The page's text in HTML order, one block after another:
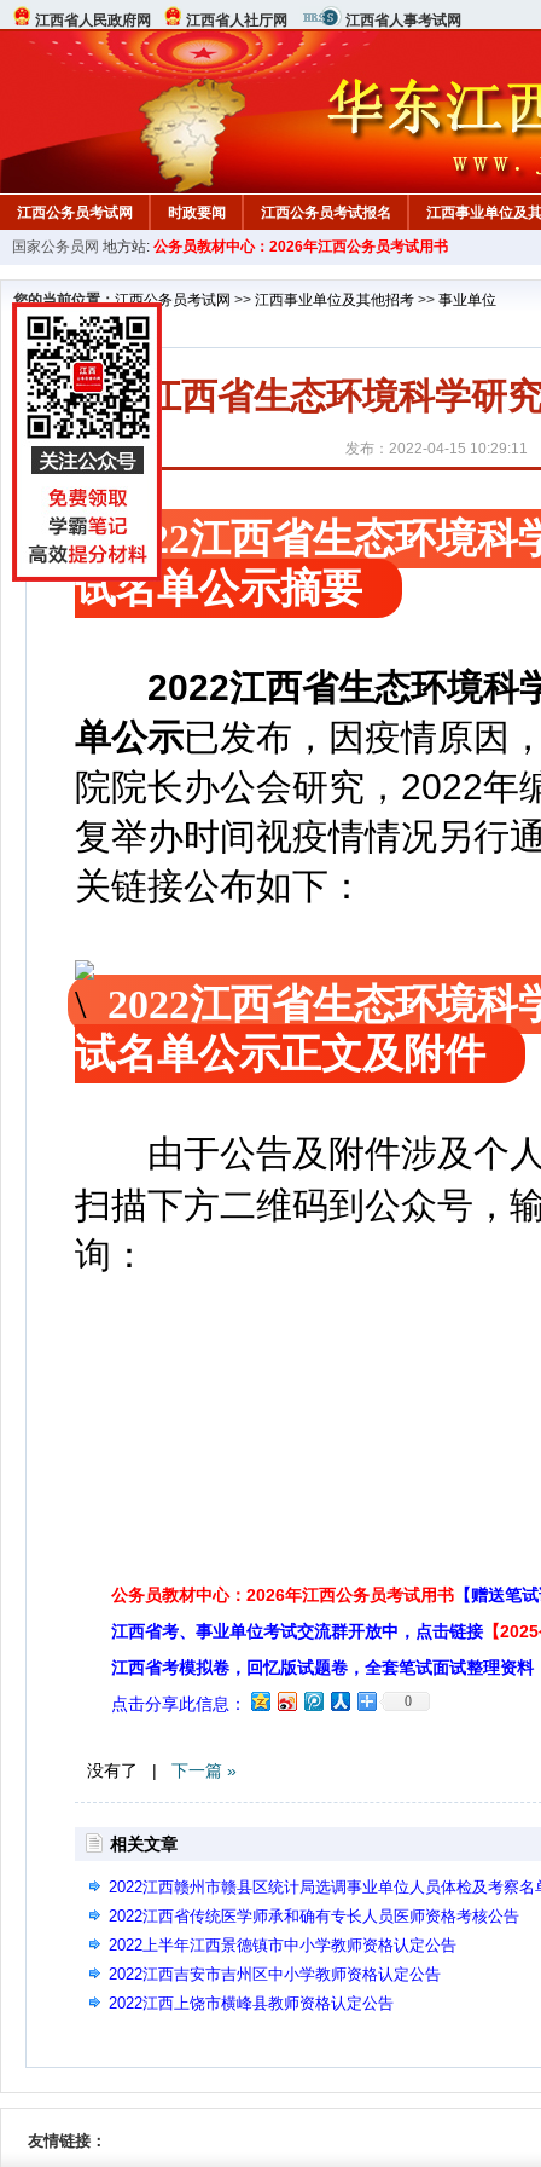
江西省人民政府网 江西省人社厅网 江西省人事考试网
江西公务员考试网 时政要闻 江西公务员考试报名 江西事业单位及
行测真题 在线咨询 教材中心
国家公务员网 地方站: 公务员教材中心：2026年江西公务员考试用书
您的当前位置：江西公务员考试网 >> 江西事业单位及其他招考 >> 事业单位
2022江西省生态环境科学研
发布：2022-04-15 10:29:11
2022江西省生态环境
试名单公示摘要
2022江西省生态环境科
单公示已发布 ， 因疫情原因
院院长办公会研究，2022年
复举办时间视疫情情况另行
关链接公布如下：
2022江西省生态环境
试名单公示正文及附件
由于公告及附件涉及个人
扫描下方二维码到公众号，
询：
公务员教材中心：2026年江西公务员考试用书 【赠送笔
江西省考、事业单位考试交流群开放中，点击链接 【
江西省考模拟卷，回忆版试题卷，全套笔试面试整理资料
点击分享此信息：
0
没有了 | 下一篇 »
相关文章
2022江西赣州市赣县区统计局选调事业单位人员体检及考察名
公示
2022江西省传统医学师承和确有专长人员医师资格考核公告
2022上半年江西景德镇市中小学教师资格认定公告
2022江西吉安市吉州区中小学教师资格认定公告
2022江西上饶市横峰县教师资格认定公告
友情链接：